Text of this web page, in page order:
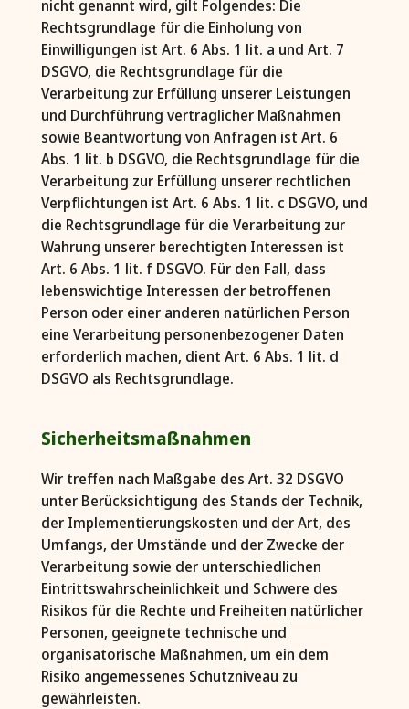
nicht genannt wird, gilt Folgendes: Die
Rechtsgrundlage für die Einholung von
Einwilligungen ist Art. 6 Abs. 1 lit. a und Art. 7
DSGVO, die Rechtsgrundlage für die
Verarbeitung zur Erfüllung unserer Leistungen
und Durchführung vertraglicher Maßnahmen
sowie Beantwortung von Anfragen ist Art. 6
Abs. 1 lit. b DSGVO, die Rechtsgrundlage für die
Verarbeitung zur Erfüllung unserer rechtlichen
Verpflichtungen ist Art. 6 Abs. 1 lit. c DSGVO, und
die Rechtsgrundlage für die Verarbeitung zur
Wahrung unserer berechtigten Interessen ist
Art. 6 Abs. 1 lit. f DSGVO. Für den Fall, dass
lebenswichtige Interessen der betroffenen
Person oder einer anderen natürlichen Person
eine Verarbeitung personenbezogener Daten
erforderlich machen, dient Art. 6 Abs. 1 lit. d
DSGVO als Rechtsgrundlage.
Sicherheitsmaßnahmen
Wir treffen nach Maßgabe des Art. 32 DSGVO
unter Berücksichtigung des Stands der Technik,
der Implementierungskosten und der Art, des
Umfangs, der Umstände und der Zwecke der
Verarbeitung sowie der unterschiedlichen
Eintrittswahrscheinlichkeit und Schwere des
Risikos für die Rechte und Freiheiten natürlicher
Personen, geeignete technische und
organisatorische Maßnahmen, um ein dem
Risiko angemessenes Schutzniveau zu
gewährleisten.